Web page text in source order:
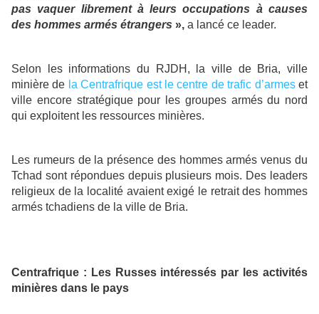
pas vaquer librement à leurs occupations à causes
des hommes armés étrangers », a lancé ce leader.
Selon les informations du RJDH, la ville de Bria, ville
minière de la Centrafrique est le centre de trafic d’armeset
ville encore stratégique pour les groupes armés du nord
qui exploitent les ressources minières.
Les rumeurs de la présence des hommes armés venus du
Tchad sont répondues depuis plusieurs mois. Des leaders
religieux de la localité avaient exigé le retrait des hommes
armés tchadiens de la ville de Bria.
Centrafrique : Les Russes intéressés par les activités
minières dans le pays